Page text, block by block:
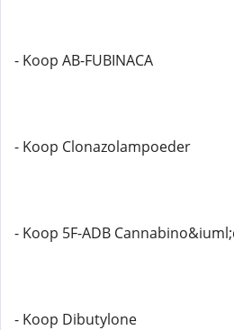
- Koop AB-FUBINACA
- Koop Clonazolampoeder
- Koop 5F-ADB
- Koop Dibutylone